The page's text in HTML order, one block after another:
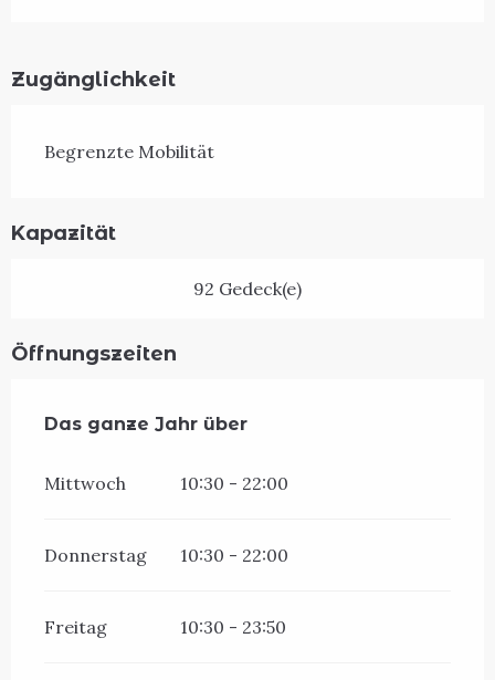
Zugänglichkeit
Begrenzte Mobilität
Kapazität
92 Gedeck(e)
Öffnungszeiten
Das ganze Jahr über
Das ganze Jahr über
Mittwoch 10:30 - 22:00
Donnerstag 10:30 - 22:00
Freitag 10:30 - 23:50